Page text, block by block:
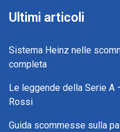
Ultimi articoli
Sistema Heinz nelle
completa
Le leggende della Serie A
Rossi
Guida scommesse sulla